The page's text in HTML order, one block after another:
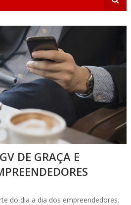
DE GRAÇA E
do dia a dia dos empreendedores.